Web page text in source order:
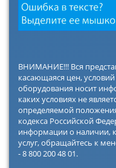
ВНИМАНИЕ!!! Вся
касающаяся цен,
оборудования носит
каких условиях не
определяемой
кодекса Российской
информации о наличии,
услуг, обращайтесь к
- 8 800 200 48 01.